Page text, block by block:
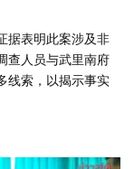
据表明此案涉及非
查人员与武里南府
线索，以揭示事实